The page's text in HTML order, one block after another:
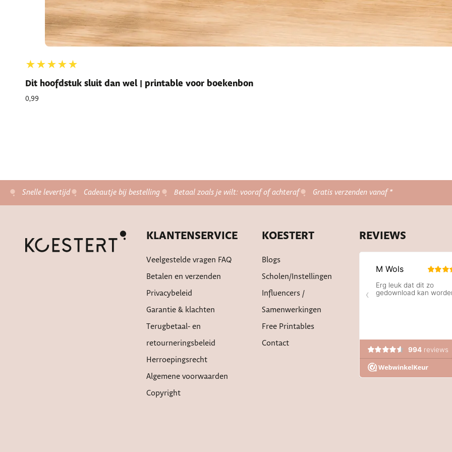
★★★★★
Dit hoofdstuk sluit dan wel | printable voor boekenbon
0,99
Snelle levertijd Cadeautje bij bestelling Betaal zoals je wilt: vooraf of achteraf Gratis verzenden vanaf *
KLANTENSERVICE
Veelgestelde vragen FAQ
Betalen en verzenden
Privacybeleid
Garantie & klachten
Terugbetaal- en
retourneringsbeleid
Herroepingsrecht
Algemene voorwaarden
Copyright
KOESTERT
Blogs
Scholen/instellingen
Influencers /
Samenwerkingen
Free Printables
Contact
REVIEWS